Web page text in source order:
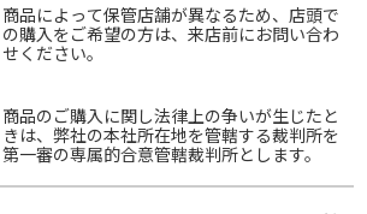
商品によって保管店舗が異なるため、店頭で
の購入をご希望の方は、来店前にお問い合わ
せください。
商品のご購入に関し法律上の争いが生じたと
きは、弊社の本社所在地を管轄する裁判所を
第一審の専属的合意管轄裁判所とします。